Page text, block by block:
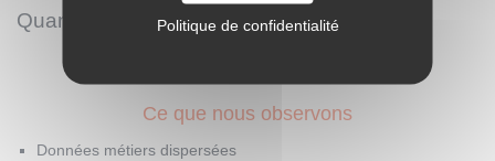
Quand les silos empêchent de décider
Ce que nous observons
Données métiers dispersées
Politique de confidentialité